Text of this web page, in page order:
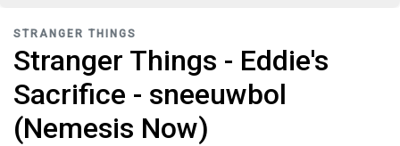
STRANGER THINGS
Stranger Things - Eddie's
Sacrifice - sneeuwbol
(Nemesis Now)